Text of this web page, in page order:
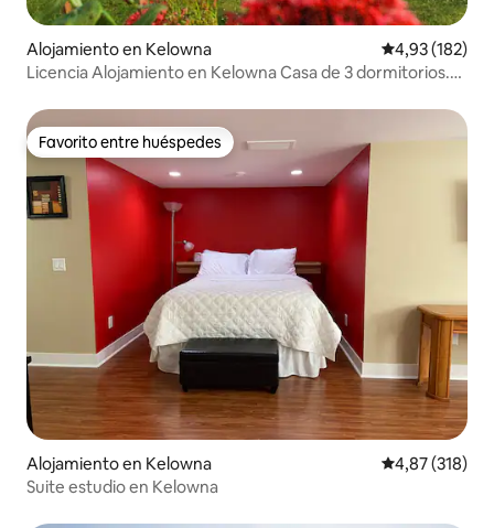
Alojamiento en Kelowna Calificación
4,93 (182)
Licencia Alojamiento en Kelowna Casa de 3 dormitorios.
Favorito entre huéspedes
Favorito entre huéspedes
Alojamiento en Kelowna Calificación
4,87 (318)
Suite estudio en Kelowna